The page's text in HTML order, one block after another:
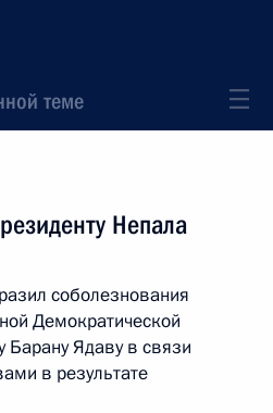
теме
Непала
соболезнования
Демократической
Барану Ядаву в связи
в результате